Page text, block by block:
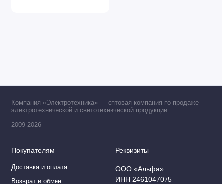
Компания «Электротехника» — оптовая компания по продаже
электротехнической и светотехнической продукции
2009-2026
Покупателям
Доставка и оплата
Возврат и обмен
Реквизиты
ООО «Альфа»
ИНН 2461047075